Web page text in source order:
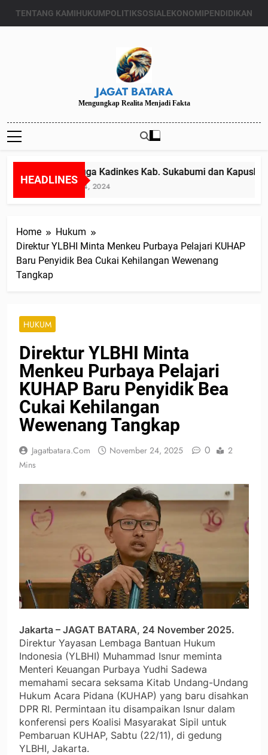
TENTANG KAMIHUKUMPOLITIKSOSIALEKONOMIPENDIDIKAN
JAGAT BATARA
Mengungkap Realita Menjadi Fakta
HEADLINES
Diduga Kadinkes Kab. Sukabumi dan
Juli 24, 2024
Home
Hukum
Direktur YLBHI Minta Menkeu Purbaya Pelajari KUHAP
Baru Penyidik Bea Cukai Kehilangan Wewenang
Tangkap
HUKUM
Direktur YLBHI Minta
Menkeu Purbaya Pelajari
KUHAP Baru Penyidik Bea
Cukai Kehilangan
Wewenang Tangkap
Jagatbatara.com November 24, 2025 0
2
Mins
Jakarta – JAGAT BATARA, 24 November 2025.
Direktur Yayasan Lembaga Bantuan Hukum
Indonesia (YLBHI) Muhammad Isnur meminta
Menteri Keuangan Purbaya Yudhi Sadewa
memahami secara seksama Kitab Undang-Undang
Hukum Acara Pidana (KUHAP) yang baru disahkan
DPR RI. Permintaan itu disampaikan Isnur dalam
konferensi pers Koalisi Masyarakat Sipil untuk
Pembaruan KUHAP, Sabtu (22/11), di gedung
YLBHI, Jakarta.